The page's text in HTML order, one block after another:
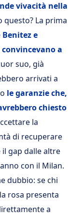
vivacità nella
questo? La prima
Benitez e
a
suo, già
arrivati a
le garanzie che,
chiesto
la
di recuperare
gap dalle altre
con il Milan.
dubbio: se chi
rosa presenta
a